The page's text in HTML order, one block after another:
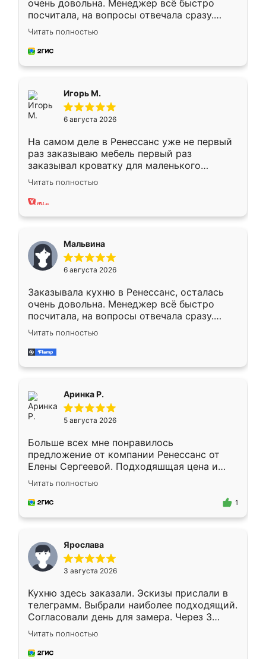
очень довольна. Менеджер всё быстро
посчитала, на вопросы отвечала сразу.
Замерщик приехал в субботу, подошёл к
делу со всей ответственностью. Собрали
за день, ребята работали аккуратно, даже
Читать полностью
Игорь М.
6 августа 2026
На самом деле в Ренессанс уже не первый
раз заказываю мебель первый раз
заказывал кроватку для маленького
ребёнка при его рождении ,во второй раз
заказал шкаф-купе. По качеству очень
хорошее сборка достаточно быстрая,
меньше, здесь же он более разнообразный.
Мне нравится ,если что-то потребуется из
мебели буду заказывать только здесь.
Читать полностью
Мальвина
6 августа 2026
Заказывала кухню в Ренессанс, осталась
очень довольна. Менеджер всё быстро
посчитала, на вопросы отвечала сразу.
Замерщик приехал в субботу, подошёл к
делу со всей ответственностью. Собрали
за день, ребята работали аккуратно, даже
Читать полностью
Аринка Р.
5 августа 2026
Больше всех мне понравилось
предложение от компании Ренессанс от
Елены Сергеевой. Подходяшщая цена и
короткие сроки изготовления. Приехавший
для замера сотрудник Владислав
предложил по моему эскизу самый
Читать полностью
1
Ярослава
3 августа 2026
Кухню здесь заказали. Эскизы прислали в
телеграмм. Выбрали наиболее подходящий.
Согласовали день для замера. Через 3
недели кухня была уже готова. Остались
довольны работой. Спасибо Ренессанс
мебель за качественную работу!
Читать полностью